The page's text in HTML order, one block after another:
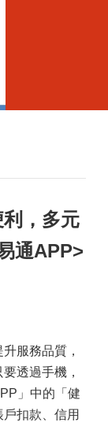
，多元
通APP>
服務品質，
透過手機，
」中的「健
扣款、信用